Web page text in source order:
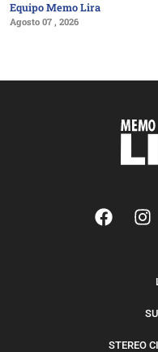
Equipo Memo Lira
Agosto 07 , 2026
STEREO